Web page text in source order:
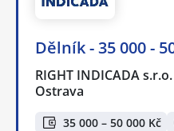
Dělník - 35 000 -
RIGHT INDICADA s.r.o.
Ostrava
35 000 – 50 000 Kč